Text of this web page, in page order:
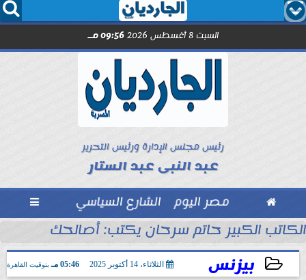
  
السبت 8 أغسطس 2026 09:56 مـ
رئيس مجلس الإدارة ورئيس التحرير
عبد النبى عبد الستار
 مصر اليوم الشارع السياسي 
الكاتب الكبير حاتم سرحان يكتب: أصالحك على إيه
بيزنس الثلاثاء، 14 أكتوبر 2025 05:46 مـ بتوقيت القاهرة